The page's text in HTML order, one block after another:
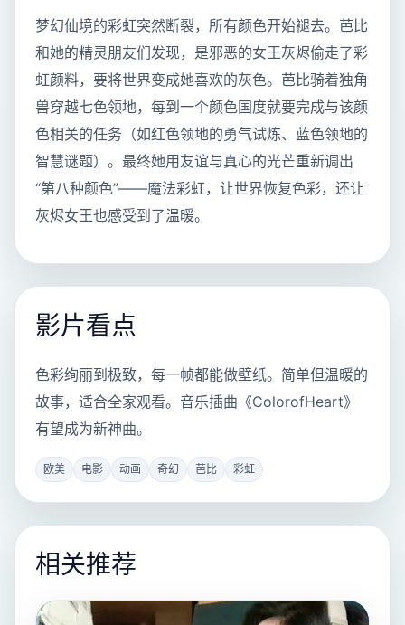
梦幻仙境的彩虹突然断裂，所有颜色开始褪去。芭比
和她的精灵朋友们发现，是邪恶的女王灰烬偷走了彩
虹颜料，要将世界变成她喜欢的灰色。芭比骑着独角
兽穿越七色领地，每到一个颜色国度就要完成与该颜
色相关的任务（如红色领地的勇气试炼、蓝色领地的
智慧谜题）。最终她用友谊与真心的光芒重新调出
“第八种颜色”——魔法彩虹，让世界恢复色彩，还让
灰烬女王也感受到了温暖。
影片看点
色彩绚丽到极致，每一帧都能做壁纸。简单但温暖的
故事，适合全家观看。音乐插曲《ColorofHeart》
有望成为新神曲。
欧美 电影 动画 奇幻 芭比 彩虹
相关推荐